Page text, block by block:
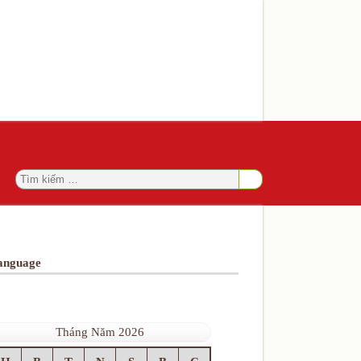
Tháng Năm 2026